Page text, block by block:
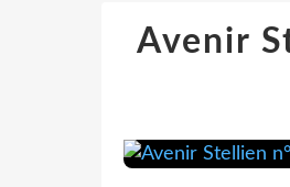
Avenir